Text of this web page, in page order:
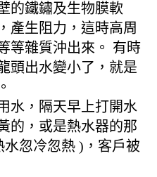
的鐵鏽及生物膜軟
產生阻力，這時高周
等雜質沖出來。 有時
頭出水變小了，就是
水，隔天早上打開水
的，或是熱水器的那
忽冷忽熱 )，客戶被